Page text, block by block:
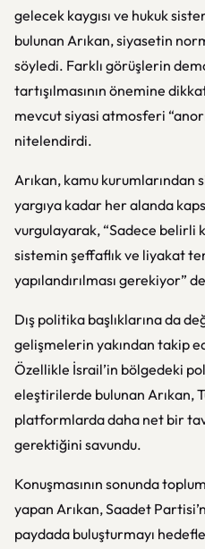
gelecek kaygısı ve hukuk
bulunan Arıkan, siyasetin
söyledi. Farklı görüşlerin
tartışılmasının önemine
mevcut siyasi atmosferi
nitelendirdi.
Arıkan, kamu kurumlarından
yargıya kadar her alanda
vurgulayarak, “Sadece belirli
sistemin şeffaflık ve liyakat
yapılandırılması gerekiyor”
Dış politika başlıklarına da
gelişmelerin yakından takip
Özellikle İsrail’in bölgedeki
eleştirilerde bulunan Arıkan,
platformlarda daha net bir
gerektiğini savundu.
Konuşmasının sonunda
yapan Arıkan, Saadet
paydada buluşturmayı